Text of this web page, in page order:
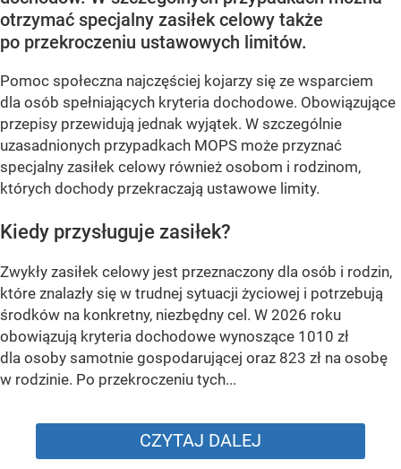
otrzymać specjalny zasiłek celowy także
po przekroczeniu ustawowych limitów.
Pomoc społeczna najczęściej kojarzy się ze wsparciem
dla osób spełniających kryteria dochodowe. Obowiązujące
przepisy przewidują jednak wyjątek. W szczególnie
uzasadnionych przypadkach MOPS może przyznać
specjalny zasiłek celowy również osobom i rodzinom,
których dochody przekraczają ustawowe limity.
Kiedy przysługuje zasiłek?
Zwykły zasiłek celowy jest przeznaczony dla osób i rodzin,
które znalazły się w trudnej sytuacji życiowej i potrzebują
środków na konkretny, niezbędny cel. W 2026 roku
obowiązują kryteria dochodowe wynoszące 1010 zł
dla osoby samotnie gospodarującej oraz 823 zł na osobę
w rodzinie. Po przekroczeniu tych...
CZYTAJ DALEJ